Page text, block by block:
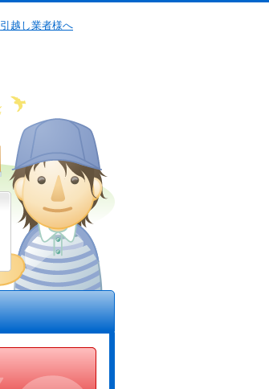
引越し業者様へ